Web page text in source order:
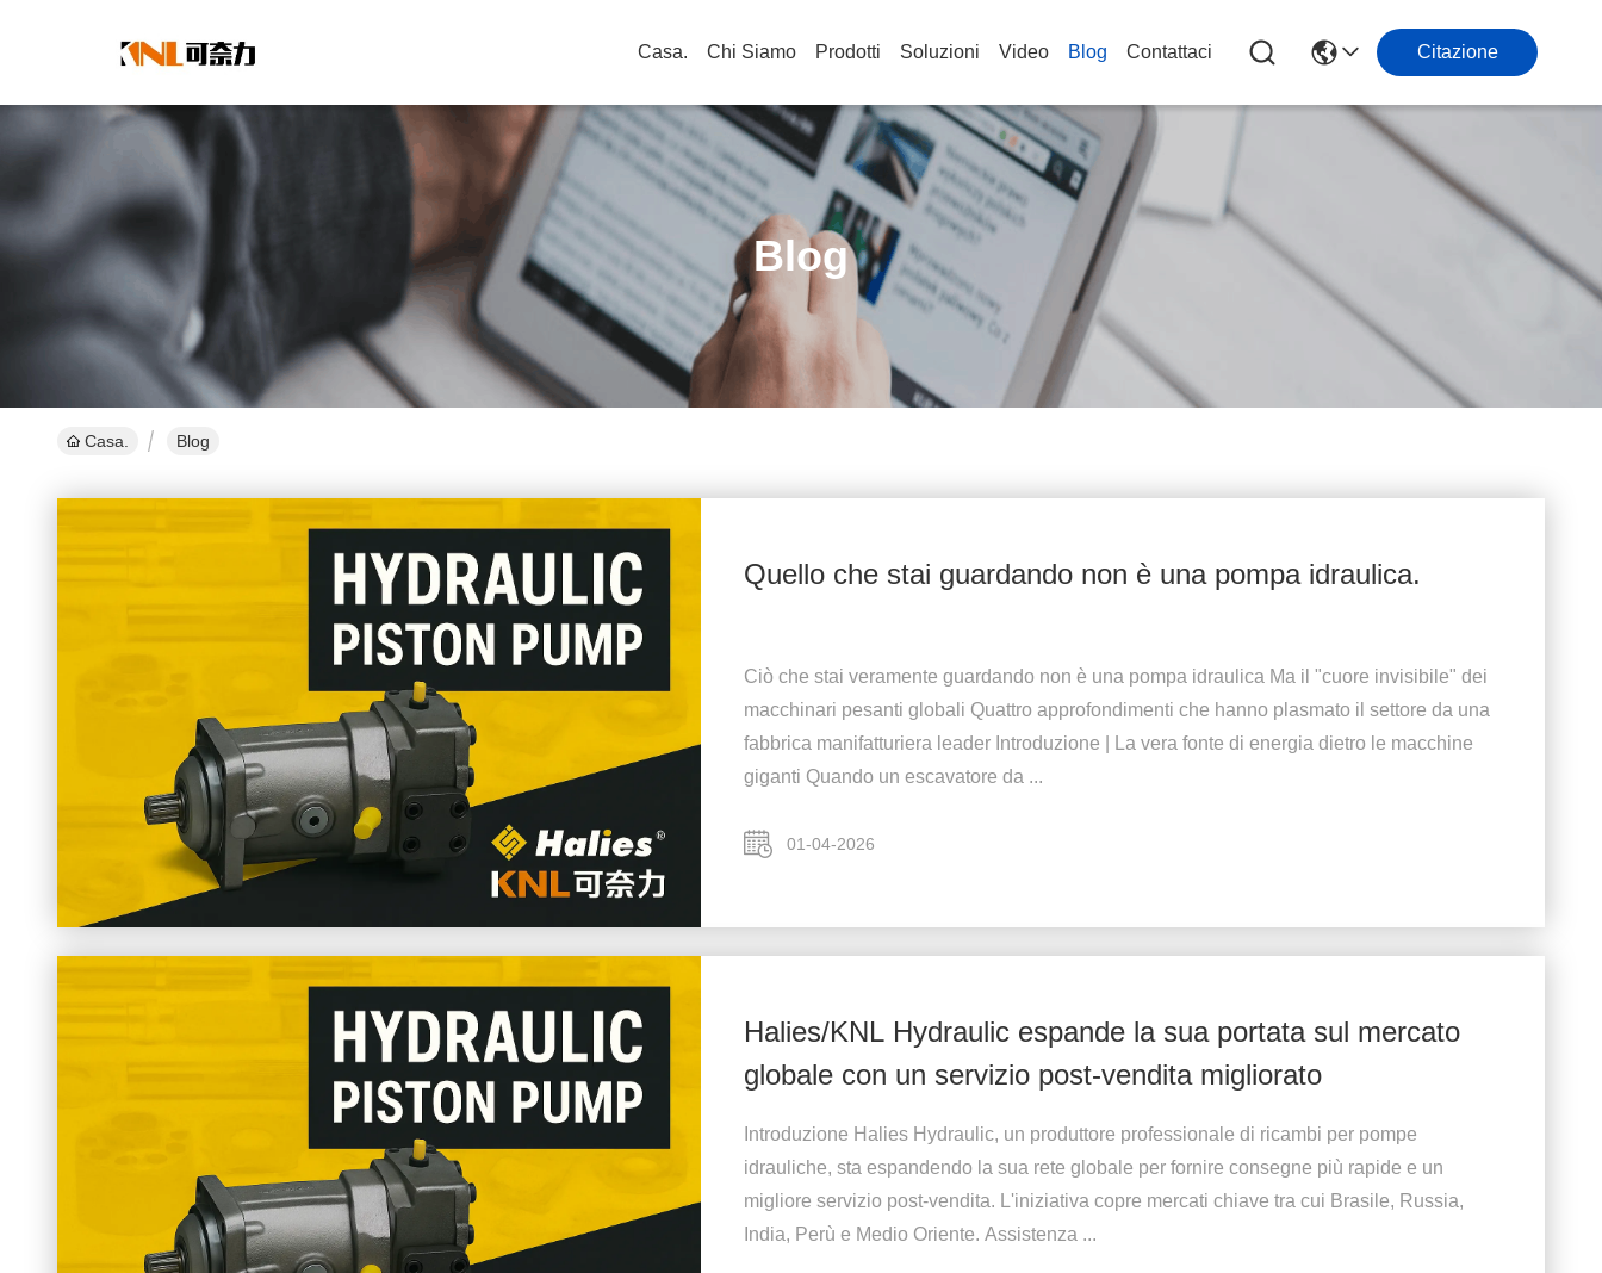
Casa. Chi Siamo Prodotti Soluzioni Video Blog Contattaci Citazione
Blog
Casa. Blog
Quello che stai guardando non è una pompa idraulica.
Ciò che stai veramente guardando non è una pompa idraulica Ma il "cuore invisibile" dei
macchinari pesanti globali Quattro approfondimenti che hanno plasmato il settore da una
fabbrica manifatturiera leader Introduzione | La vera fonte di energia dietro le macchine
giganti Quando un escavatore da ...
01-04-2026
Halies/KNL Hydraulic espande la sua portata sul mercato
globale con un servizio post-vendita migliorato
Introduzione Halies Hydraulic, un produttore professionale di ricambi per pompe
idrauliche, sta espandendo la sua rete globale per fornire consegne più rapide e un
migliore servizio post-vendita. L'iniziativa copre mercati chiave tra cui Brasile, Russia,
India, Perù e Medio Oriente. Assistenza ...